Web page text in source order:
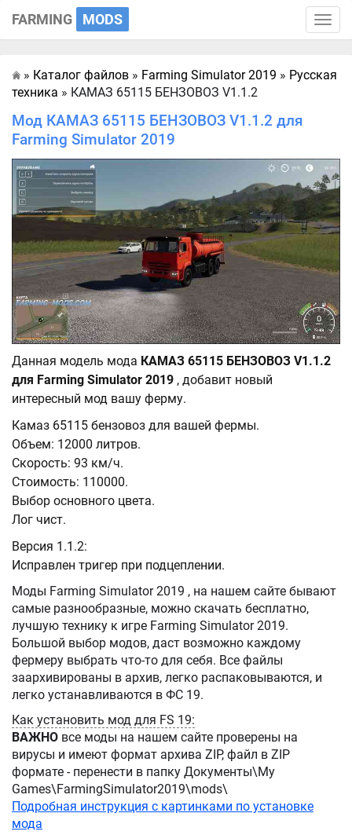
Toggle
FARMING MODS
Главная
» Каталог файлов » Farming Simulator 2019 » Русская
техника » КАМАЗ 65115 БЕНЗОВОЗ V1.1.2
Мод КАМАЗ 65115 БЕНЗОВОЗ V1.1.2 для
Farming Simulator 2019
Данная модель мода КАМАЗ 65115 БЕНЗОВОЗ V1.1.2
для Farming Simulator 2019 , добавит новый
интересный мод вашу ферму.
Камаз 65115 бензовоз для вашей фермы.
Объем: 12000 литров.
Скорость: 93 км/ч.
Стоимость: 110000.
Выбор основного цвета.
Лог чист.
Версия 1.1.2:
Исправлен тригер при подцеплении.
Моды Farming Simulator 2019 , на нашем сайте бывают
самые разнообразные, можно скачать бесплатно,
лучшую технику к игре Farming Simulator 2019.
Большой выбор модов, даст возможно каждому
фермеру выбрать что-то для себя. Все файлы
заархивированы в архив, легко распаковываются, и
легко устанавливаются в ФС 19.
Как установить мод для FS 19:
ВАЖНО все моды на нашем сайте проверены на
вирусы и имеют формат архива ZIP, файл в ZIP
формате - перенести в папку Документы\My
Games\FarmingSimulator2019\mods\
Подробная инструкция с картинками по установке
мода